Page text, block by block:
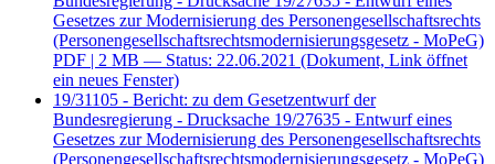
Gesetzes zur Modernisierung des Personengesellschaftsrechts
(Personengesellschaftsrechtsmodernisierungsgesetz - MoPeG)
PDF | 2 MB — Status: 22.06.2021 (Dokument, Link öffnet
ein neues Fenster)
19/31105 - Bericht: zu dem Gesetzentwurf der
Bundesregierung - Drucksache 19/27635 - Entwurf eines
Gesetzes zur Modernisierung des Personengesellschaftsrechts
(Personengesellschaftsrechtsmodernisierungsgesetz - MoPeG)